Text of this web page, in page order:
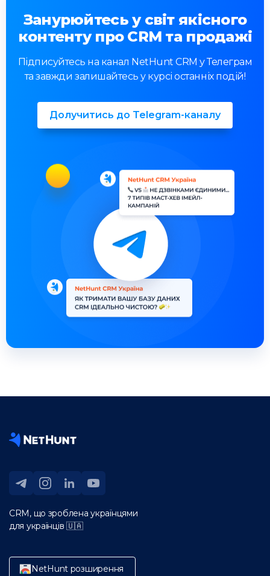
Занурюйтесь у світ якісного
контенту про CRM та продажі
Підписуйтесь на канал NetHunt CRM у Телеграм
та завжди залишайтесь у курсі останніх подій!
Долучитись до Telegram-каналу
CRM, що зроблена українцями
для українців 🇺🇦
NetHunt розширення